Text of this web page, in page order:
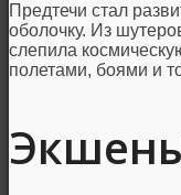
Предтечи стал
оболочку. Из
слепила
полетами, боями и